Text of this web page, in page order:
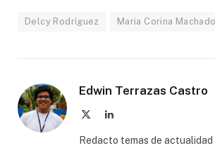
Delcy Rodríguez Maria Corina Machado
Edwin Terrazas Castro
LinkedIn
Redacto temas de actualidad